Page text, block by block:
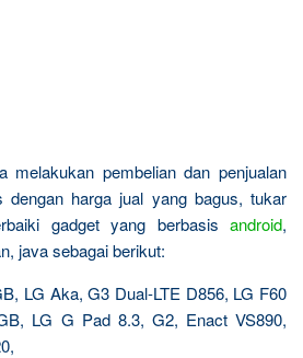
melakukan pembelian dan penjualan
dengan harga jual yang bagus, tukar
gadget yang berbasis android,
java sebagai berikut:
LG Aka, G3 Dual-LTE D856, LG F60
LG G Pad 8.3, G2, Enact VS890,